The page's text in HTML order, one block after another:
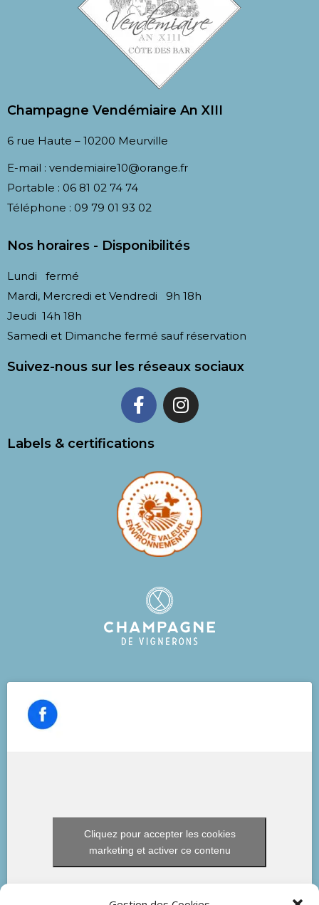
Champagne Vendémiaire An XIII​
6 rue Haute – 10200 Meurville
E-mail : vendemiaire10@orange.fr
Portable : 06 81 02 74 74
Téléphone : 09 79 01 93 02
Nos horaires - Disponibilités
Lundi fermé
Mardi, Mercredi et Vendredi 9h 18h
Jeudi 14h 18h
Samedi et Dimanche fermé sauf réservation
Suivez-nous sur les réseaux sociaux
Labels & certifications
Cliquez pour accepter les cookies
marketing et activer ce contenu